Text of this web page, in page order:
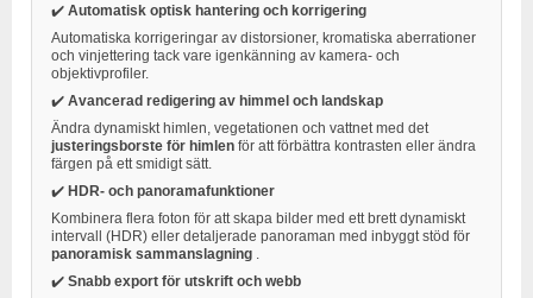
✔️ Automatisk optisk hantering och korrigering
Automatiska korrigeringar av distorsioner, kromatiska aberrationer
och vinjettering tack vare igenkänning av kamera- och
objektivprofiler.
✔️ Avancerad redigering av himmel och landskap
Ändra dynamiskt himlen, vegetationen och vattnet med det
justeringsborste för himlen för att förbättra kontrasten eller ändra
färgen på ett smidigt sätt.
✔️ HDR- och panoramafunktioner
Kombinera flera foton för att skapa bilder med ett brett dynamiskt
intervall (HDR) eller detaljerade panoraman med inbyggt stöd för
panoramisk sammanslagning
✔️ Snabb export för utskrift och webb